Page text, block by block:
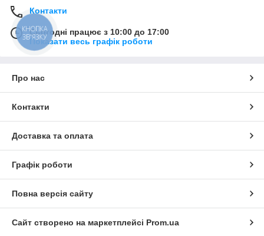
Контакти
Сьогодні працює з 10:00 до 17:00
Показати весь графік роботи
Про нас
Контакти
Доставка та оплата
Графік роботи
Повна версія сайту
Сайт створено на маркетплейсі Prom.ua
КНОПКА
ЗВ'ЯЗКУ